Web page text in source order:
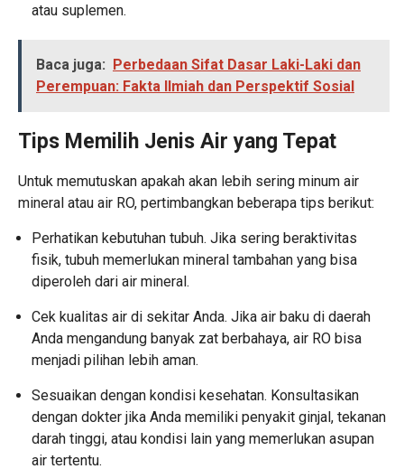
atau suplemen.
Baca juga: Perbedaan Sifat Dasar Laki-Laki dan
Perempuan: Fakta Ilmiah dan Perspektif Sosial
Tips Memilih Jenis Air yang Tepat
Untuk memutuskan apakah akan lebih sering minum air
mineral atau air RO, pertimbangkan beberapa tips berikut:
Perhatikan kebutuhan tubuh. Jika sering beraktivitas
fisik, tubuh memerlukan mineral tambahan yang bisa
diperoleh dari air mineral.
Cek kualitas air di sekitar Anda. Jika air baku di daerah
Anda mengandung banyak zat berbahaya, air RO bisa
menjadi pilihan lebih aman.
Sesuaikan dengan kondisi kesehatan. Konsultasikan
dengan dokter jika Anda memiliki penyakit ginjal, tekanan
darah tinggi, atau kondisi lain yang memerlukan asupan
air tertentu.